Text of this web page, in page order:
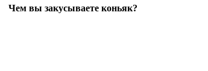
Чем вы закусываете коньяк?